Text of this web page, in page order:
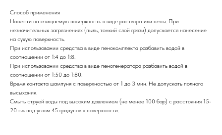
Способ применения
Нанести на очищаемую поверхность в виде раствора или пены. При
незначительных загрязнениях (пыль, тонкий слой грязи) допускается нанесение
на сухую поверхность.
При использовании средства в виде пенокомплекта разбавить водой в
соотношении от 1:4 до 1:8.
При использовании средства в виде пеногенератора разбавить водой в
соотношении от 1:50 до 1:80.
Время контакта шампуня с поверхностью от 1 до 3 мин. Не допускать полного
высыхания.
Смыть струей воды под высоким давлением (не менее 100 бар) с расстояния 15-
20 см под углом 45 градусов к поверхности.